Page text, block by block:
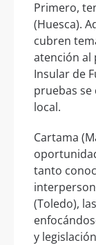
Primero,
(Huesca).
cubren
atención al
Insular de
pruebas
local.
Cartama
tanto
(Toledo),
y